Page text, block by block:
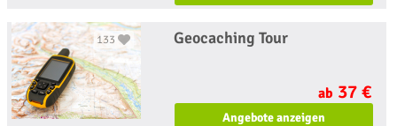
133 Geocaching Tour
ab 37 €
Angebote anzeigen